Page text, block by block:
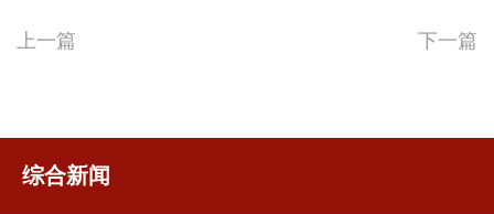
上一篇 下一篇
综合新闻